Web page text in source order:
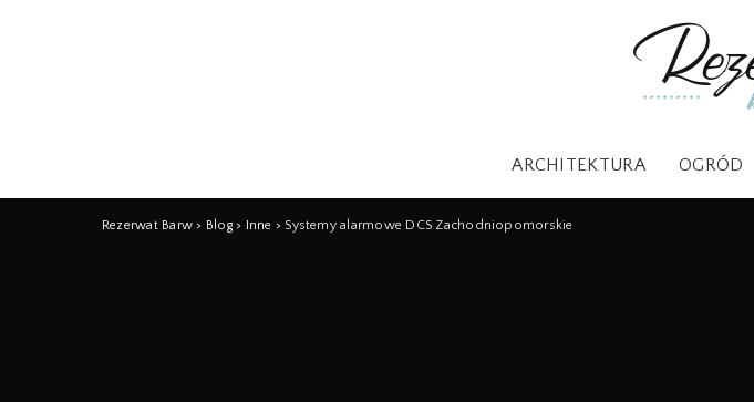
ARCHITEKTURA OGRÓD
Rezerwat Barw > Blog> Inne > Systemy alarmowe DCS Zachodniopomorskie